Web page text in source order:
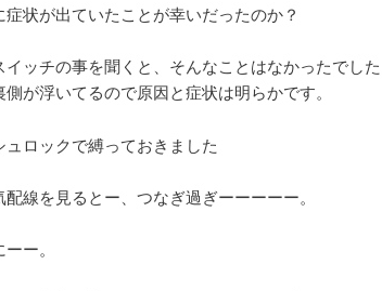
状が出ていたことが幸いだったのか？
ッチの事を聞くと、そんなことはなかったでした
が浮いてるので原因と症状は明らかです。
ロックで縛っておきました
線を見るとー、つなぎ過ぎーーーーー。
ー。